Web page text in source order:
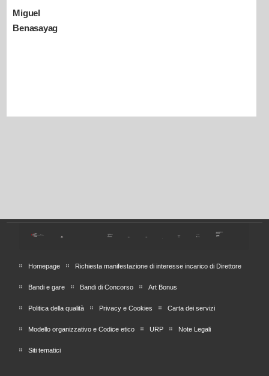
Miguel
Benasayag
Homepage Richiesta manifestazione di interesse incarico di Direttore
Bandi e gare Bandi di Concorso Art Bonus
Politica della qualità Privacy e Cookies Carta dei servizi
Modello organizzativo e Codice etico URP Note Legali
Siti tematici